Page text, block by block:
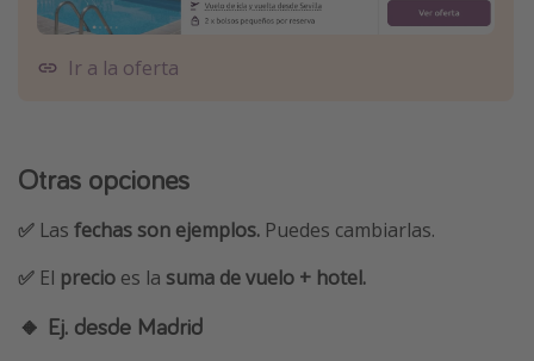
Ir a la oferta
Otras opciones
✅ Las fechas son ejemplos. Puedes cambiarlas.
✅ El precio es la suma de vuelo + hotel.
🔸 Ej. desde Madrid